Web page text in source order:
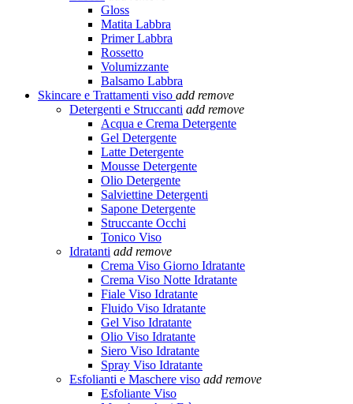
Gloss
Matita Labbra
Primer Labbra
Rossetto
Volumizzante
Balsamo Labbra
Skincare e Trattamenti viso add remove
Detergenti e Struccanti add remove
Acqua e Crema Detergente
Gel Detergente
Latte Detergente
Mousse Detergente
Olio Detergente
Salviettine Detergenti
Sapone Detergente
Struccante Occhi
Tonico Viso
Idratanti add remove
Crema Viso Giorno Idratante
Crema Viso Notte Idratante
Fiale Viso Idratante
Fluido Viso Idratante
Gel Viso Idratante
Olio Viso Idratante
Siero Viso Idratante
Spray Viso Idratante
Esfolianti e Maschere viso add remove
Esfoliante Viso